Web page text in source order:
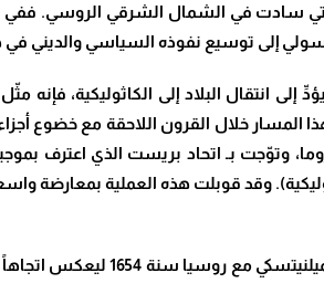
إلى توسيع نفوذه السياسي والديني
إلى انتقال البلاد إلى الكاثوليكية،
المسار خلال القرون اللاحقة مع خضوع
وتوّجت بـ اتحاد بريست الذي اعترف
وقد قوبلت هذه العملية
وفي المقابل، جاء